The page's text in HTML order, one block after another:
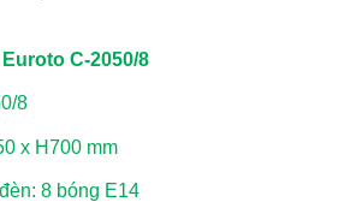
C-2050/8
8
x H700 mm
8 bóng E14